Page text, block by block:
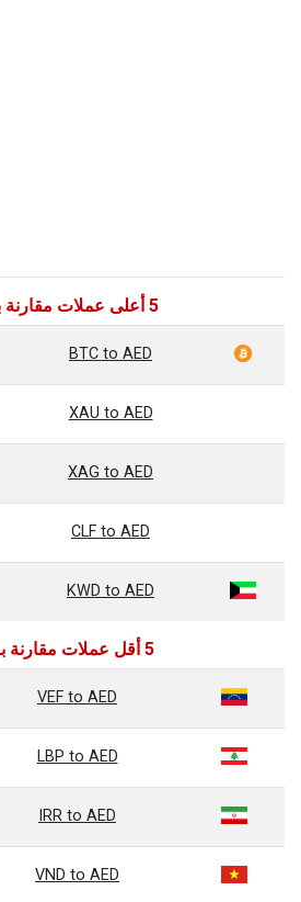
5 أعلى عملات مقارنة بـ AED
BTC to AED
XAU to AED
XAG to AED
CLF to AED
KWD to AED
5 أقل عملات مقارنة بـ AED
VEF to AED
LBP to AED
IRR to AED
VND to AED